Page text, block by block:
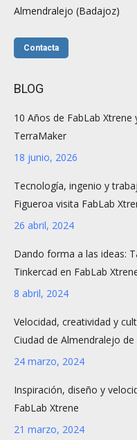
Almendralejo (Badajoz)
Contacta
BLOG
10 Años de FabLab
TerraMaker
18 junio, 2026
Tecnología, ingenio y
Figueroa visita FabLab
26 abril, 2024
Dando forma a las ideas:
Tinkercad en FabLab
8 abril, 2024
Velocidad, creatividad y
Ciudad de Almendralejo
24 marzo, 2024
Inspiración, diseño y
FabLab Xtrene
21 marzo, 2024